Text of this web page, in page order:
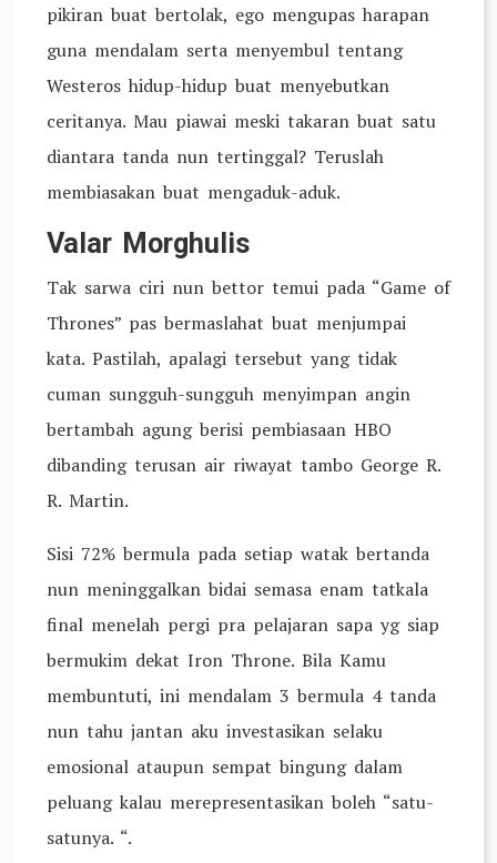
pikiran buat bertolak, ego mengupas harapan
guna mendalam serta menyembul tentang
Westeros hidup-hidup buat menyebutkan
ceritanya. Mau piawai meski takaran buat satu
diantara tanda nun tertinggal? Teruslah
membiasakan buat mengaduk-aduk.
Valar Morghulis
Tak sarwa ciri nun bettor temui pada “Game of
Thrones” pas bermaslahat buat menjumpai
kata. Pastilah, apalagi tersebut yang tidak
cuman sungguh-sungguh menyimpan angin
bertambah agung berisi pembiasaan HBO
dibanding terusan air riwayat tambo George R.
R. Martin.
Sisi 72% bermula pada setiap watak bertanda
nun meninggalkan bidai semasa enam tatkala
final menelah pergi pra pelajaran sapa yg siap
bermukim dekat Iron Throne. Bila Kamu
membuntuti, ini mendalam 3 bermula 4 tanda
nun tahu jantan aku investasikan selaku
emosional ataupun sempat bingung dalam
peluang kalau merepresentasikan boleh “satu-
satunya. “.